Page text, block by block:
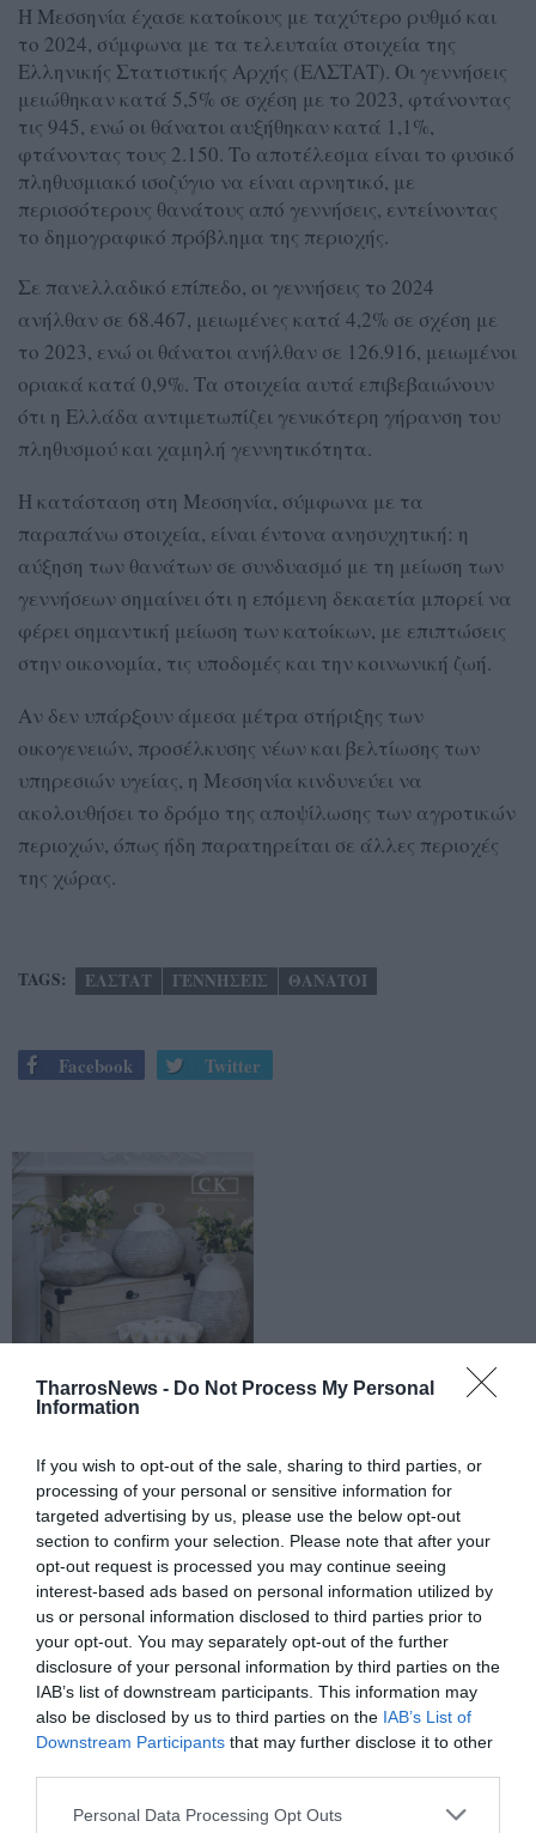
TharrosNews - Do Not Process My Personal
Information
If you wish to opt-out of the sale, sharing to third parties, or
processing of your personal or sensitive information for
targeted advertising by us, please use the below opt-out
section to confirm your selection. Please note that after your
opt-out request is processed you may continue seeing
interest-based ads based on personal information utilized by
us or personal information disclosed to third parties prior to
your opt-out. You may separately opt-out of the further
disclosure of your personal information by third parties on the
IAB’s list of downstream participants. This information may
also be disclosed by us to third parties on the IAB’s List of
Downstream Participants that may further disclose it to other
Personal Data Processing Opt Outs
Η Μεσσηνία έχασε κατοίκους με ταχύτερο ρυθμό και
το 2024, σύμφωνα με τα τελευταία στοιχεία της
Ελληνικής Στατιστικής Αρχής (ΕΛΣΤΑΤ). Οι γεννήσεις
μειώθηκαν κατά 5,5% σε σχέση με το 2023, φτάνοντας
τις 945, ενώ οι θάνατοι αυξήθηκαν κατά 1,1%,
φτάνοντας τους 2.150. Το αποτέλεσμα είναι το φυσικό
πληθυσμιακό ισοζύγιο να είναι αρνητικό, με
περισσότερους θανάτους από γεννήσεις, εντείνοντας
το δημογραφικό πρόβλημα της περιοχής.
Σε πανελλαδικό επίπεδο, οι γεννήσεις το 2024
ανήλθαν σε 68.467, μειωμένες κατά 4,2% σε σχέση με
το 2023, ενώ οι θάνατοι ανήλθαν σε 126.916, μειωμένοι
οριακά κατά 0,9%. Τα στοιχεία αυτά επιβεβαιώνουν
ότι η Ελλάδα αντιμετωπίζει γενικότερη γήρανση του
πληθυσμού και χαμηλή γεννητικότητα.
Η κατάσταση στη Μεσσηνία, σύμφωνα με τα
παραπάνω στοιχεία, είναι έντονα ανησυχητική: η
αύξηση των θανάτων σε συνδυασμό με τη μείωση των
γεννήσεων σημαίνει ότι η επόμενη δεκαετία μπορεί να
φέρει σημαντική μείωση των κατοίκων, με επιπτώσεις
στην οικονομία, τις υποδομές και την κοινωνική ζωή.
Αν δεν υπάρξουν άμεσα μέτρα στήριξης των
οικογενειών, προσέλκυσης νέων και βελτίωσης των
υπηρεσιών υγείας, η Μεσσηνία κινδυνεύει να
ακολουθήσει το δρόμο της αποψίλωσης των αγροτικών
περιοχών, όπως ήδη παρατηρείται σε άλλες περιοχές
της χώρας.
TAGS: ΕΛΣΤΑΤ ΓΕΝΝΗΣΕΙΣ ΘΑΝΑΤΟΙ
Facebook Twitter